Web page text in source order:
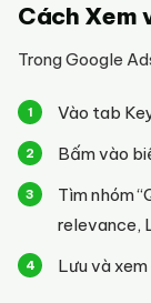
Cách Xem
Trong Google
Vào tab
Bấm vào
Tìm nhóm
relevance,
Lưu và